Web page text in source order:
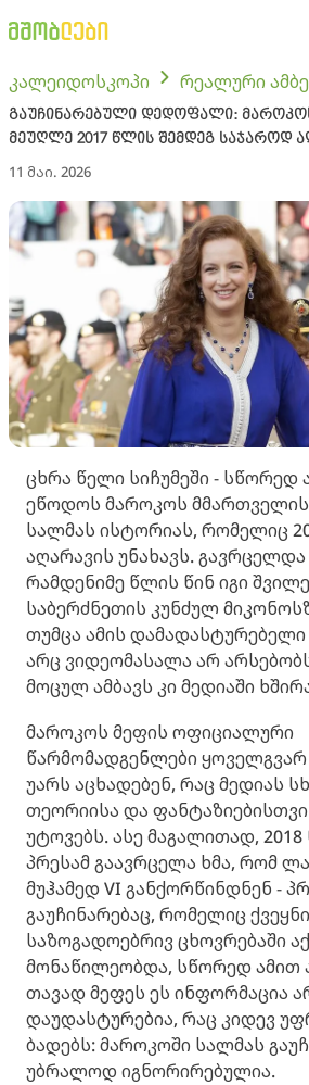
კალეიდოსკოპი რეალური
გაუჩინარებული დედოფალი:
მეუღლე 2017 წლის შემდეგ საჯაროდ
11 მაი. 2026
ცხრა წელი სიჩუმეში - სწორედ
ეწოდოს მაროკოს
სალმას ისტორიას, რომელიც
აღარავის უნახავს.
რამდენიმე წლის წინ იგი
საბერძნეთის კუნძულ
თუმცა ამის
არც ვიდეომასალა არ
მოცულ ამბავს კი მედიაში
მაროკოს მეფის ოფიციალური
წარმომადგენლები
უარს აცხადებენ, რაც მედიას
თეორიისა და
უტოვებს. ასე მაგალითად,
პრესამ გაავრცელა ხმა, რომ
მუჰამედ VI განქორწინდნენ -
გაუჩინარებაც, რომელიც
საზოგადოებრივ ცხოვრებაში
მონაწილეობდა, სწორედ ამით
თავად მეფეს ეს ინფორმაცია
დაუდასტურებია, რაც კიდევ
ბადებს: მაროკოში სალმას
უბრალოდ იგნორირებულია.